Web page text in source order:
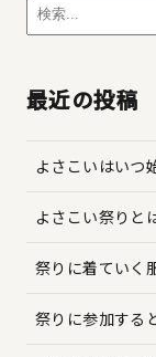
最近の投稿
よさこいはいつ
よさこい祭りと
祭りに着ていく
祭りに参加する